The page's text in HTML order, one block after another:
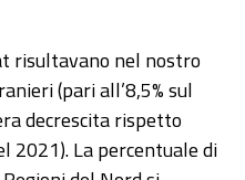
risultavano nel nostro
(pari all’8,5% sul
decrescita rispetto
2021). La percentuale di